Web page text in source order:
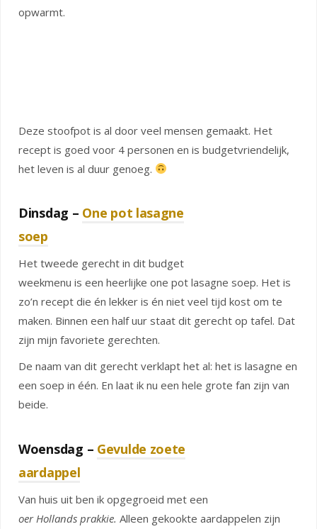
opwarmt.
Deze stoofpot is al door veel mensen gemaakt. Het
recept is goed voor 4 personen en is budgetvriendelijk,
het leven is al duur genoeg.
Dinsdag – One pot lasagne
soep
Het tweede gerecht in dit budget
weekmenu is een heerlijke one pot lasagne soep. Het is
zo’n recept die én lekker is én niet veel tijd kost om te
maken. Binnen een half uur staat dit gerecht op tafel. Dat
zijn mijn favoriete gerechten.
De naam van dit gerecht verklapt het al: het is lasagne en
een soep in één. En laat ik nu een hele grote fan zijn van
beide.
Woensdag – Gevulde zoete
aardappel
Van huis uit ben ik opgegroeid met een
oer Hollands prakkie. Alleen gekookte aardappelen zijn